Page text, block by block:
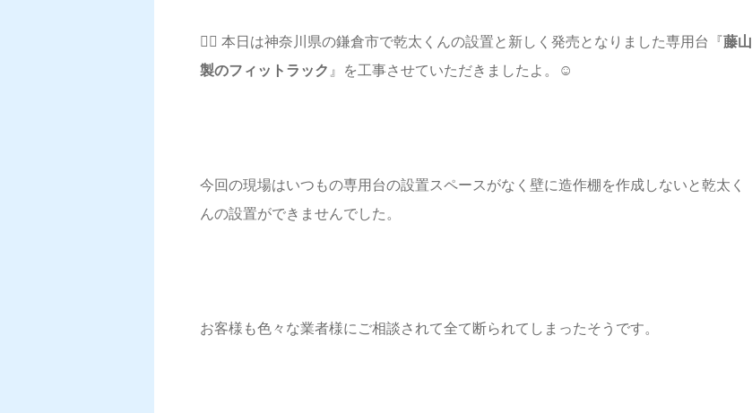
💁‍♀️ 本日は神奈川県の鎌倉市で乾太くんの設置と新しく発売となりました専用台『藤山
製のフィットラック 』を工事させていただきましたよ。☺️
今回の現場はいつもの専用台の設置スペースがなく壁に造作棚を作成しないと乾太く
んの設置ができませんでした。
お客様も色々な業者様にご相談されて全て断られてしまったそうです。